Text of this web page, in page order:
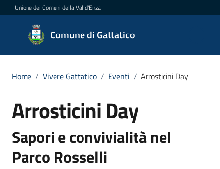
Vai al contenuto
Vai alla navigazione
Vai al footer
Unione dei Comuni della Val d'Enza
Comune di Gattatico
Comune
di
Amministrazione
Novità
Servizi
Home / Vivere Gattatico / Eventi / Arrosticini Day
Salta al contenuto
Arrosticini Day
Sapori e convivialità nel
Parco Rosselli